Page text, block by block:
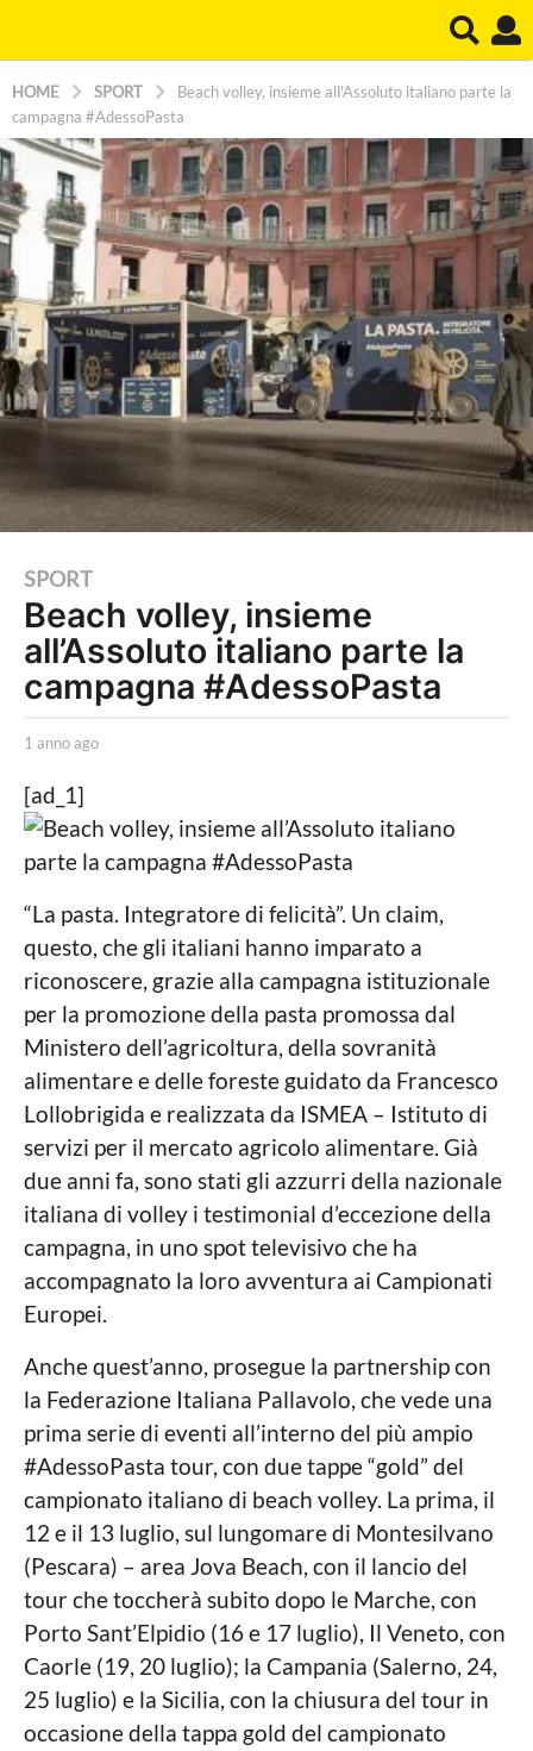
HOME SPORT
Beach volley, insieme all'Assoluto italiano parte la
campagna #AdessoPasta
1
a
n
n
a
o
a
n
n
o
a
g
o
SPORT
Beach volley, insieme
all’Assoluto italiano parte la
campagna #AdessoPasta
b
L
a
P
o
l
i
i
c
a
L
o
c
a
l
1 anno ago
o
a
[ad_1]
“La pasta. Integratore di felicità”. Un claim,
questo, che gli italiani hanno imparato a
riconoscere, grazie alla campagna istituzionale
per la promozione della pasta promossa dal
Ministero dell’agricoltura, della sovranità
alimentare e delle foreste guidato da Francesco
Lollobrigida e realizzata da ISMEA – Istituto di
servizi per il mercato agricolo alimentare. Già
due anni fa, sono stati gli azzurri della nazionale
italiana di volley i testimonial d’eccezione della
campagna, in uno spot televisivo che ha
accompagnato la loro avventura ai Campionati
Europei.
Anche quest’anno, prosegue la partnership con
la Federazione Italiana Pallavolo, che vede una
prima serie di eventi all’interno del più ampio
#AdessoPasta tour, con due tappe “gold” del
campionato italiano di beach volley. La prima, il
12 e il 13 luglio, sul lungomare di Montesilvano
(Pescara) – area Jova Beach, con il lancio del
tour che toccherà subito dopo le Marche, con
Porto Sant’Elpidio (16 e 17 luglio), Il Veneto, con
Caorle (19, 20 luglio); la Campania (Salerno, 24,
25 luglio) e la Sicilia, con la chiusura del tour in
occasione della tappa gold del campionato